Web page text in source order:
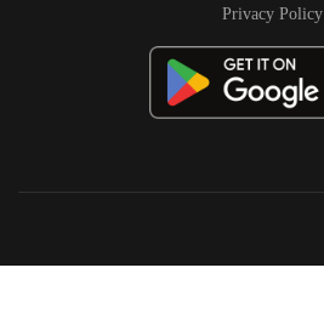
Privacy Policy